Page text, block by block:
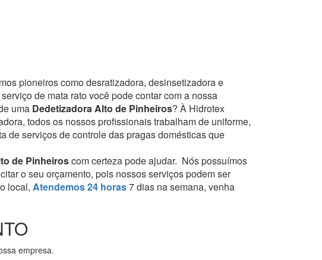
pioneiros como desratizadora, desinsetizadora e
de mata rato você pode contar com a nossa
uma Dedetizadora Alto de Pinheiros? À Hidrotex
todos os nossos profissionais trabalham de uniforme,
de serviços de controle das pragas domésticas que
de Pinheiroscom certeza pode ajudar. Nós possuímos
o seu orçamento, pois nossos serviços podem ser
local, Atendemos 24 horas7 dias na semana, venha
empresa.